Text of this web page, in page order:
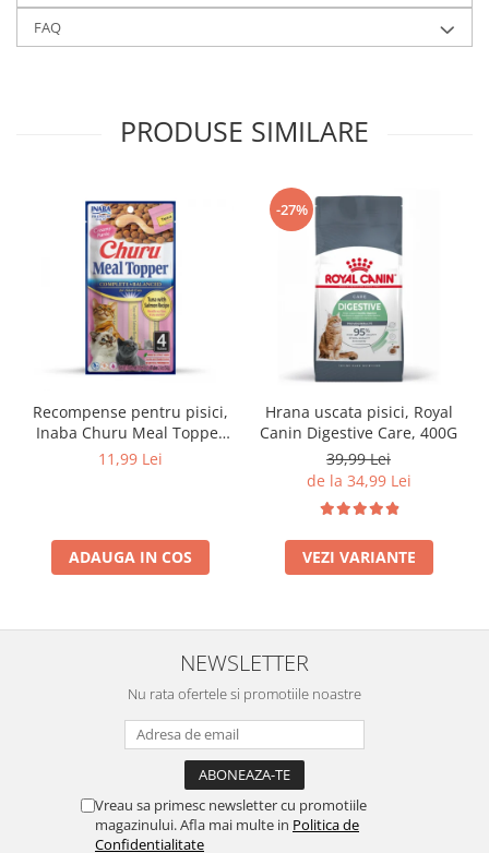
FAQ
PRODUSE SIMILARE
Recompense pentru pisici,
Inaba Churu Meal Topper
Tuna with Salmon Recipe
11,99 Lei
ADAUGA IN COS
-27%
Hrana uscata pisici, Royal
Canin Digestive Care, 400G
39,99 Lei
de la 34,99 Lei
VEZI VARIANTE
NEWSLETTER
Nu rata ofertele si promotiile noastre
Vreau sa primesc newsletter cu promotiile
magazinului. Afla mai multe in Politica de
Confidentialitate